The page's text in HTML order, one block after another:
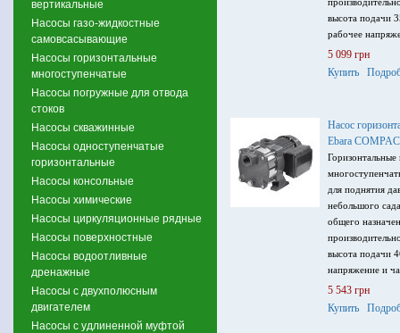
вертикальные
Насосы газо-жидкостные
самовсасывающие
Насосы горизонтальные
многоступенчатые
Насосы погружные для отвода
стоков
Насосы скважинные
Насосы одноступенчатые
горизонтальные
Насосы консольные
Насосы химические
Насосы циркуляционные рядные
Насосы поверхностные
Насосы водоотливные
дренажные
Насосы с двухполюсным
двигателем
Насосы с удлиненной муфтой
высота подачи
рабочее
5 099 грн
Купить
Насос
Ebara
для поднятия
небольшого
общего
высота подачи
напряжение и
5 543 грн
Купить